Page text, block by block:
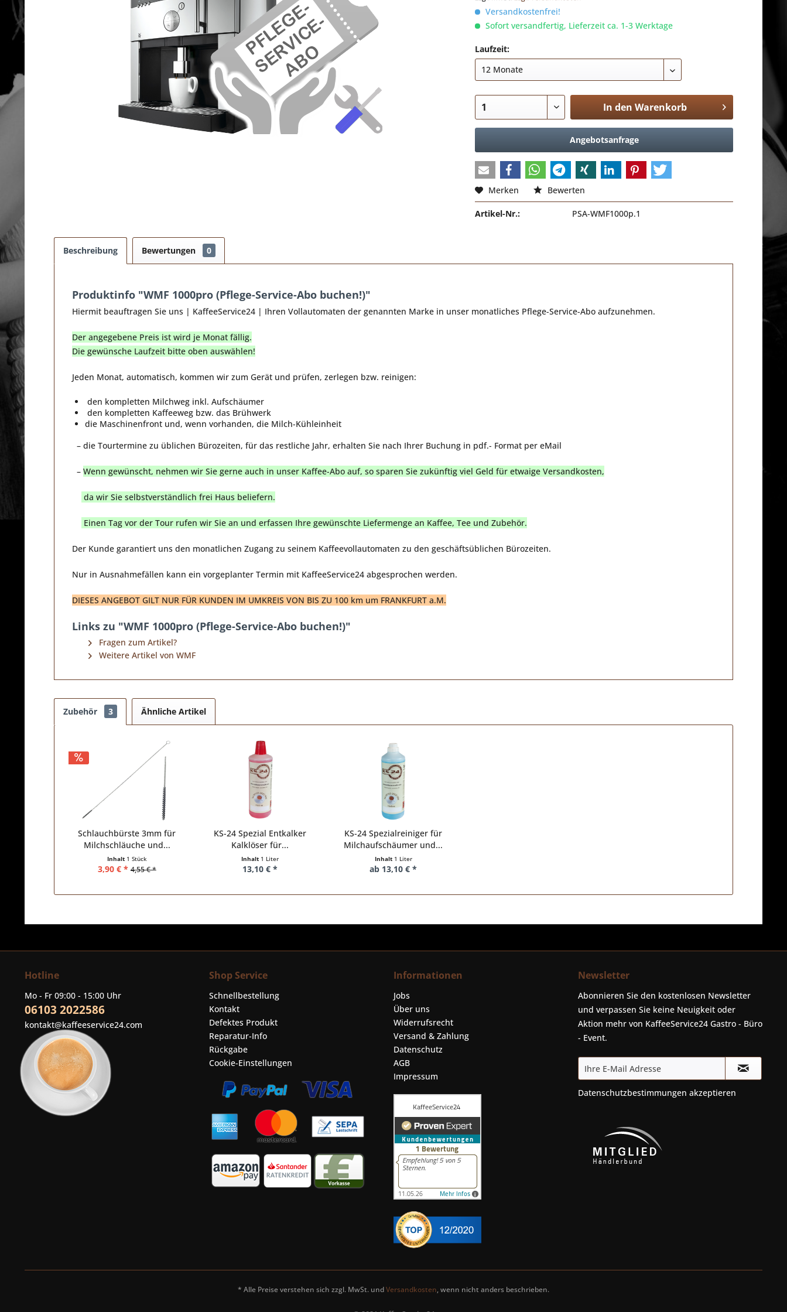
Versandkostenfrei!
Sofort versandfertig, Lieferzeit ca. 1-3 Werktage
Laufzeit:
In den Warenkorb
Angebotsanfrage
Merken Bewerten
Artikel-Nr.: PSA-WMF1000p.1
Beschreibung Bewertungen 0
Produktinfo "WMF 1000pro (Pflege-Service-Abo buchen!)"
Hiermit beauftragen Sie uns | KaffeeService24 | Ihren Vollautomaten der genannten Marke in unser monatliches Pflege-Service-Abo aufzunehmen.
Der angegebene Preis ist wird je Monat fällig.
Die gewünsche Laufzeit bitte oben auswählen!
Jeden Monat, automatisch, kommen wir zum Gerät und prüfen, zerlegen bzw. reinigen:
den kompletten Milchweg inkl. Aufschäumer
den kompletten Kaffeeweg bzw. das Brühwerk
die Maschinenfront und, wenn vorhanden, die Milch-Kühleinheit
– die Tourtermine zu üblichen Bürozeiten, für das restliche Jahr, erhalten Sie nach Ihrer Buchung in pdf.- Format per eMail
– Wenn gewünscht, nehmen wir Sie gerne auch in unser Kaffee-Abo auf, so sparen Sie zukünftig viel Geld für etwaige Versandkosten,
da wir Sie selbstverständlich frei Haus beliefern.
Einen Tag vor der Tour rufen wir Sie an und erfassen Ihre gewünschte Liefermenge an Kaffee, Tee und Zubehör.
Der Kunde garantiert uns den monatlichen Zugang zu seinem Kaffeevollautomaten zu den geschäftsüblichen Bürozeiten.
Nur in Ausnahmefällen kann ein vorgeplanter Termin mit KaffeeService24 abgesprochen werden.
DIESES ANGEBOT GILT NUR FÜR KUNDEN IM UMKREIS VON BIS ZU 100 km um FRANKFURT a.M.
Links zu "WMF 1000pro (Pflege-Service-Abo buchen!)"
Fragen zum Artikel?
Weitere Artikel von WMF
Zubehör 3 Ähnliche Artikel
Schlauchbürste 3mm für
Milchschläuche und...
Inhalt 1 Stück
3,90 € * 4,55 € *
KS-24 Spezial Entkalker
Kalklöser für...
Inhalt 1 Liter
13,10 € *
KS-24 Spezialreiniger für
Milchaufschäumer und...
Inhalt 1 Liter
ab 13,10 € *
Hotline
Mo - Fr 09:00 - 15:00 Uhr
06103 2022586
kontakt@kaffeeservice24.com
Shop Service
Schnellbestellung
Kontakt
Defektes Produkt
Reparatur-Info
Rückgabe
Cookie-Einstellungen
Informationen
Jobs
Über uns
Widerrufsrecht
Versand & Zahlung
Datenschutz
AGB
Impressum
Newsletter
Abonnieren Sie den kostenlosen Newsletter
und verpassen Sie keine Neuigkeit oder
Aktion mehr von KaffeeService24 Gastro - Büro
- Event.
Datenschutzbestimmungen akzeptieren
* Alle Preise verstehen sich zzgl. MwSt. undVersandkosten, wenn nicht anders beschrieben.